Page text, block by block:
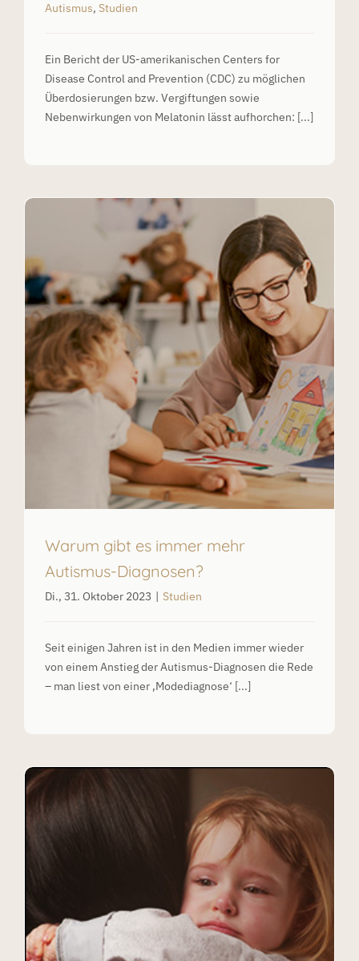
Autismus, Studien
Ein Bericht der US-amerikanischen Centers for
Disease Control and Prevention (CDC) zu möglichen
Überdosierungen bzw. Vergiftungen sowie
Nebenwirkungen von Melatonin lässt aufhorchen: [...]
Warum gibt es immer mehr
Autismus-Diagnosen?
Di., 31. Oktober 2023 | Studien
Seit einigen Jahren ist in den Medien immer wieder
von einem Anstieg der Autismus-Diagnosen die Rede
– man liest von einer ‚Modediagnose‘ [...]